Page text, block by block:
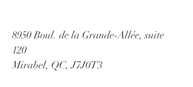
8950 Boul. de la Grande-Allée, suite
120
Mirabel, QC, J7J0T3